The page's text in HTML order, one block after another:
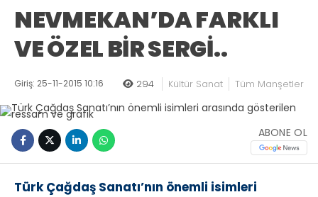
NEVMEKAN’DA FARKLI
VE ÖZEL BİR SERGİ..
Giriş: 25-11-2015 10:16 294 Kültür Sanat Tüm Manşetler
ABONE OL
Türk Çağdaş Sanatı’nın önemli isimleri